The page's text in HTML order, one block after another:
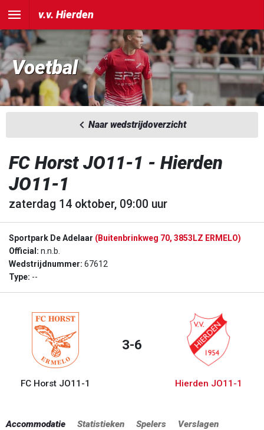
v.v. Hierden
Voetbal
Naar wedstrijdoverzicht
FC Horst JO11-1 - Hierden
JO11-1
zaterdag 14 oktober, 09:00 uur
Sportpark De Adelaar (Buitenbrinkweg 70, 3853LZ ERMELO)
Official: n.n.b.
Wedstrijdnummer: 67612
Type: --
FC Horst JO11-1
3-6
Hierden JO11-1
Accommodatie Statistieken Spelers Verslagen